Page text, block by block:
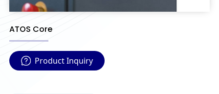
ATOS Core
Product Inquiry